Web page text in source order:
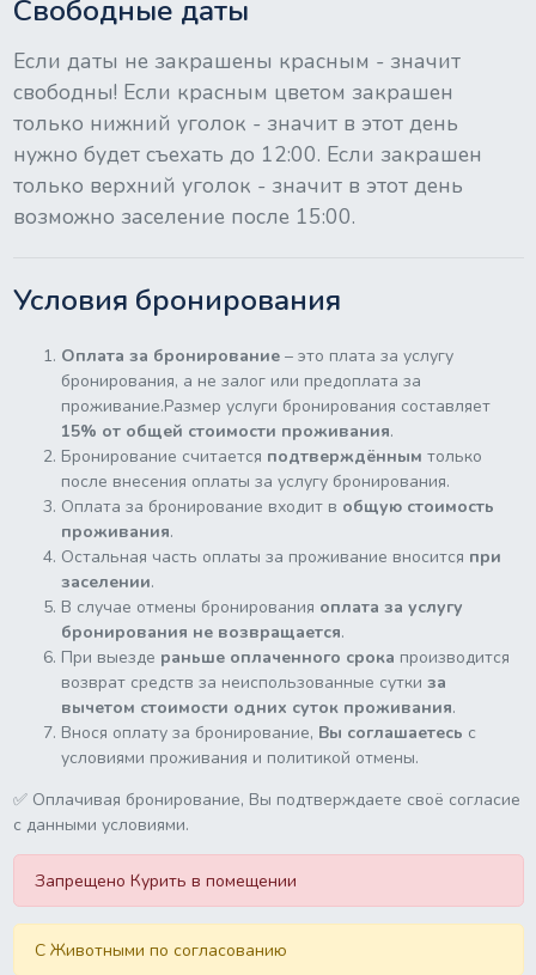
Свободные даты
Если даты не закрашены красным - значит
свободны! Если красным цветом закрашен
только нижний уголок - значит в этот день
нужно будет съехать до 12:00. Если закрашен
только верхний уголок - значит в этот день
возможно заселение после 15:00.
Условия бронирования
Оплата за бронирование– это плата за услугу
бронирования, а не залог или предоплата за
проживание.Размер услуги бронирования составляет
15% от общей стоимости проживания.
Бронирование считается подтверждённым только
после внесения оплаты за услугу бронирования.
Оплата за бронирование входит в общую стоимость
проживания.
Остальная часть оплаты за проживание вносится при
заселении.
В случае отмены бронирования оплата за услугу
бронирования не возвращается.
При выезде раньше оплаченного срока производится
возврат средств за неиспользованные сутки за
вычетом стоимости одних суток проживания.
Внося оплату за бронирование, Вы соглашаетесь с
условиями проживания и политикой отмены.
✅ Оплачивая бронирование, Вы подтверждаете своё согласие
с данными условиями.
Запрещено Курить в помещении
C Животными по согласованию